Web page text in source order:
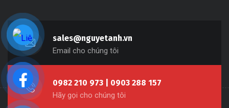
sales@nguyetanh.vn
Email cho chúng tôi
0982 210 973 | 0903 288 157
Hãy gọi cho chúng tôi